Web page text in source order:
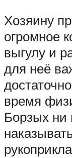
Хозяину
огромное
выгулу и
для неё
время
Борзых ни